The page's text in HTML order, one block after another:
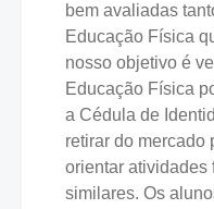
bem avaliadas
Educação Física
nosso objetivo é
Educação Física
a Cédula de
retirar do mercado
orientar atividades
similares. Os